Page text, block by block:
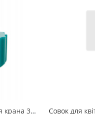
Адаптер зовнішній FLO для крана 3/4" /ABS/ [250] 89235